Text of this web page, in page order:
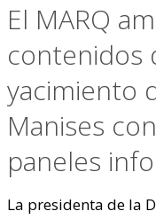
El MARQ
contenidos
yacimiento
Manises
paneles
La presidenta de la